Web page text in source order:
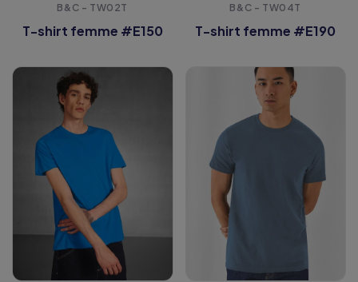
B&C - TW02T
T-shirt femme #E150
B&C - TW04T
T-shirt femme #E190